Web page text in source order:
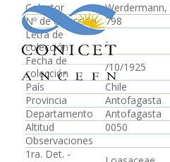
Colector
Werdermann,
Nº de colección
798
Letra de
colección
-
Fecha de
colección
/10/1925
País
Chile
Provincia
Antofagasta
Departamento
Antofagasta
Altitud
0050
Observaciones
1ra. Det. -